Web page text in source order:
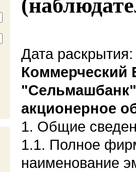
Дата
Коммерческий
акционерное
1. Общие
1.1. Полное
наименование